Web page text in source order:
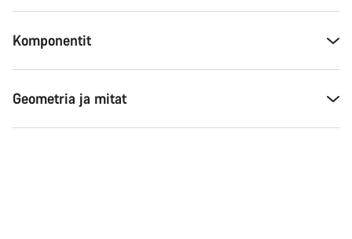
Komponentit
Geometria ja mitat